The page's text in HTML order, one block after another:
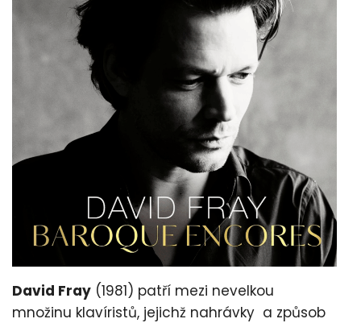
David Fray (1981) patří mezi nevelkou
množinu klavíristů, jejichž nahrávky a způsob